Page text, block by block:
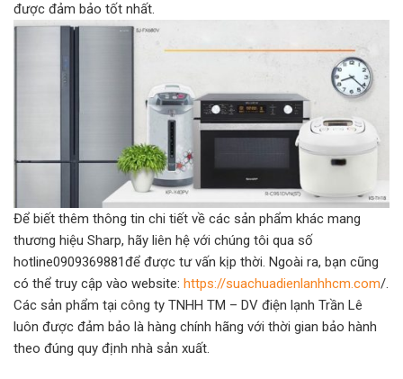
được đảm bảo tốt nhất.
Để biết thêm thông tin chi tiết về các sản phẩm khác mang
thương hiệu Sharp, hãy liên hệ với chúng tôi qua số
hotline0909369881để được tư vấn kịp thời. Ngoài ra, bạn cũng
có thể truy cập vào website: https://suachuadienlanhhcm.com/.
Các sản phẩm tại công ty TNHH TM – DV điện lạnh Trần Lê
luôn được đảm bảo là hàng chính hãng với thời gian bảo hành
theo đúng quy định nhà sản xuất.